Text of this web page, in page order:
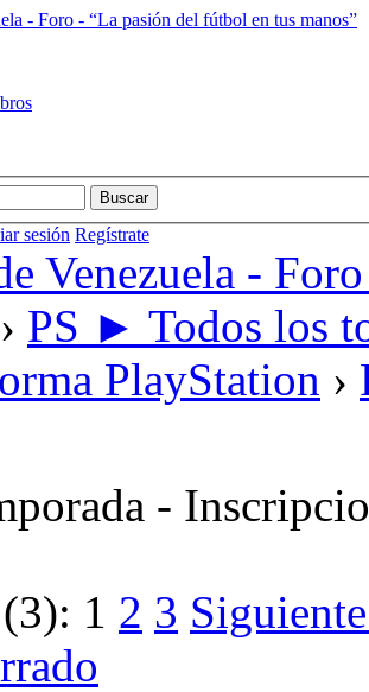
sesión Regístrate
Venezuela -
› PS ► Todos los
PlayStation ›
-
1 2 3